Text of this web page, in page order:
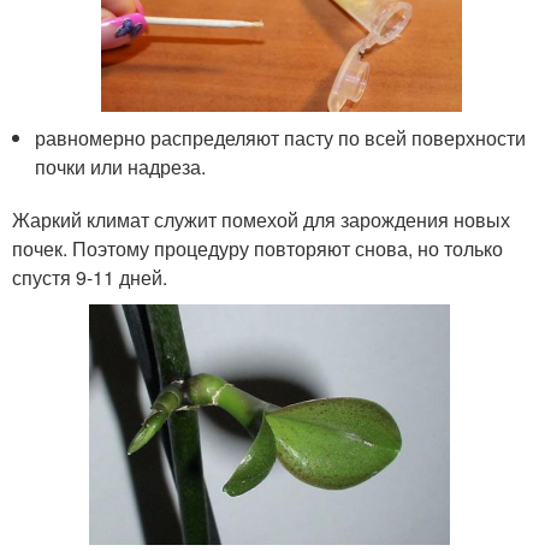
равномерно распределяют пасту по всей поверхности
почки или надреза.
Жаркий климат служит помехой для зарождения новых
почек. Поэтому процедуру повторяют снова, но только
спустя 9-11 дней.